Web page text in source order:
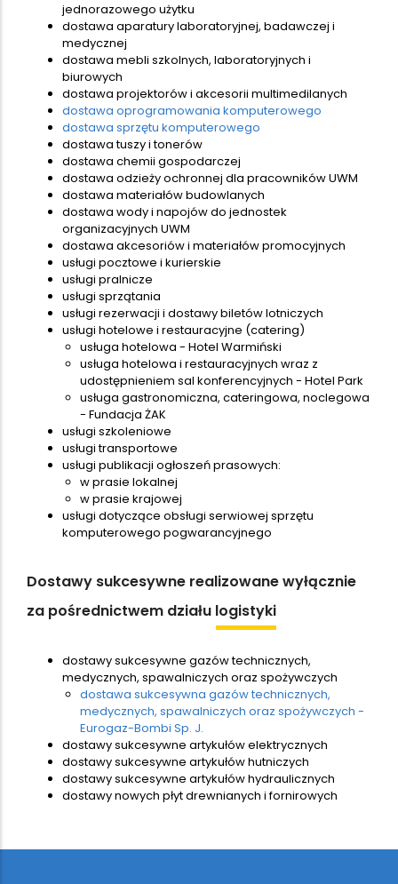
jednorazowego użytku
dostawa aparatury laboratoryjnej, badawczej i
medycznej
dostawa mebli szkolnych, laboratoryjnych i
biurowych
dostawa projektorów i akcesorii multimedilanych
dostawa oprogramowania komputerowego
dostawa sprzętu komputerowego
dostawa tuszy i tonerów
dostawa chemii gospodarczej
dostawa odzieży ochronnej dla pracowników UWM
dostawa materiałów budowlanych
dostawa wody i napojów do jednostek
organizacyjnych UWM
dostawa akcesoriów i materiałów promocyjnych
usługi pocztowe i kurierskie
usługi pralnicze
usługi sprzątania
usługi rezerwacji i dostawy biletów lotniczych
usługi hotelowe i restauracyjne (catering)
usługa hotelowa - Hotel Warmiński
usługa hotelowa i restauracyjnych wraz z
udostępnieniem sal konferencyjnych - Hotel Park
usługa gastronomiczna, cateringowa, noclegowa
- Fundacja ŻAK
usługi szkoleniowe
usługi transportowe
usługi publikacji ogłoszeń prasowych:
w prasie lokalnej
w prasie krajowej
usługi dotyczące obsługi serwiowej sprzętu
komputerowego pogwarancyjnego
Dostawy sukcesywne realizowane wyłącznie
za pośrednictwem działu logistyki
dostawy sukcesywne gazów technicznych,
medycznych, spawalniczych oraz spożywczych
dostawa sukcesywna gazów technicznych,
medycznych, spawalniczych oraz spożywczych -
Eurogaz-Bombi Sp. J.
dostawy sukcesywne artykułów elektrycznych
dostawy sukcesywne artykułów hutniczych
dostawy sukcesywne artykułów hydraulicznych
dostawy nowych płyt drewnianych i fornirowych